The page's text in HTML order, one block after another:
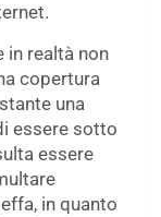
in realtà non
copertura
una
essere sotto
essere
in quanto